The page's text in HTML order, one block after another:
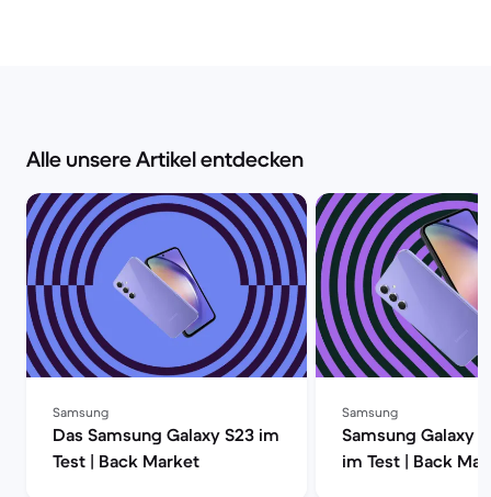
Alle unsere Artikel entdecken
Samsung
Das Samsung Galaxy S23 im
Test | Back Market
Samsung
Samsung Galaxy
im Test | Back